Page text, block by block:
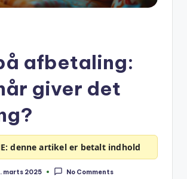
afbetaling:
giver det
denne artikel er betalt indhold
marts 2025 No Comments